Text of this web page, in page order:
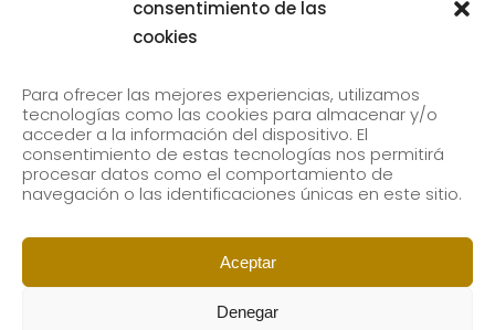
consentimiento de las
cookies
Para ofrecer las mejores experiencias, utilizamos
tecnologías como las cookies para almacenar y/o
acceder a la información del dispositivo. El
consentimiento de estas tecnologías nos permitirá
procesar datos como el comportamiento de
navegación o las identificaciones únicas en este sitio.
Aceptar
Denegar
Subscribe to our newsletter to receive our news by
email.